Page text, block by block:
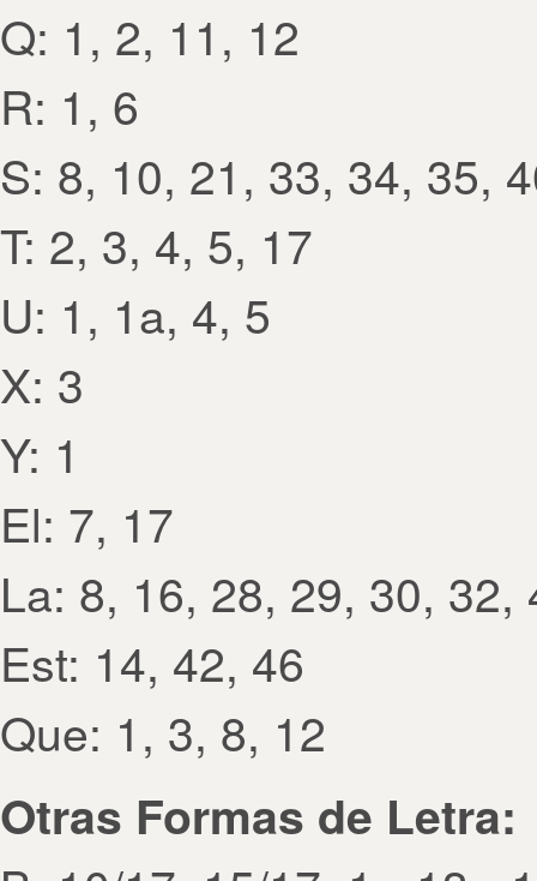
Q: 1, 2, 11, 12
R: 1, 6
S: 8, 10, 21, 33, 34, 35,
T: 2, 3, 4, 5, 17
U: 1, 1a, 4, 5
X: 3
Y: 1
El: 7, 17
La: 8, 16, 28, 29, 30, 32,
Est: 14, 42, 46
Que: 1, 3, 8, 12
Otras Formas de Letra: